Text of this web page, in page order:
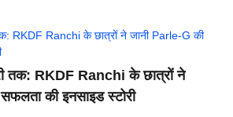
तक: RKDF Ranchi के छात्रों ने
की इनसाइड स्टोरी